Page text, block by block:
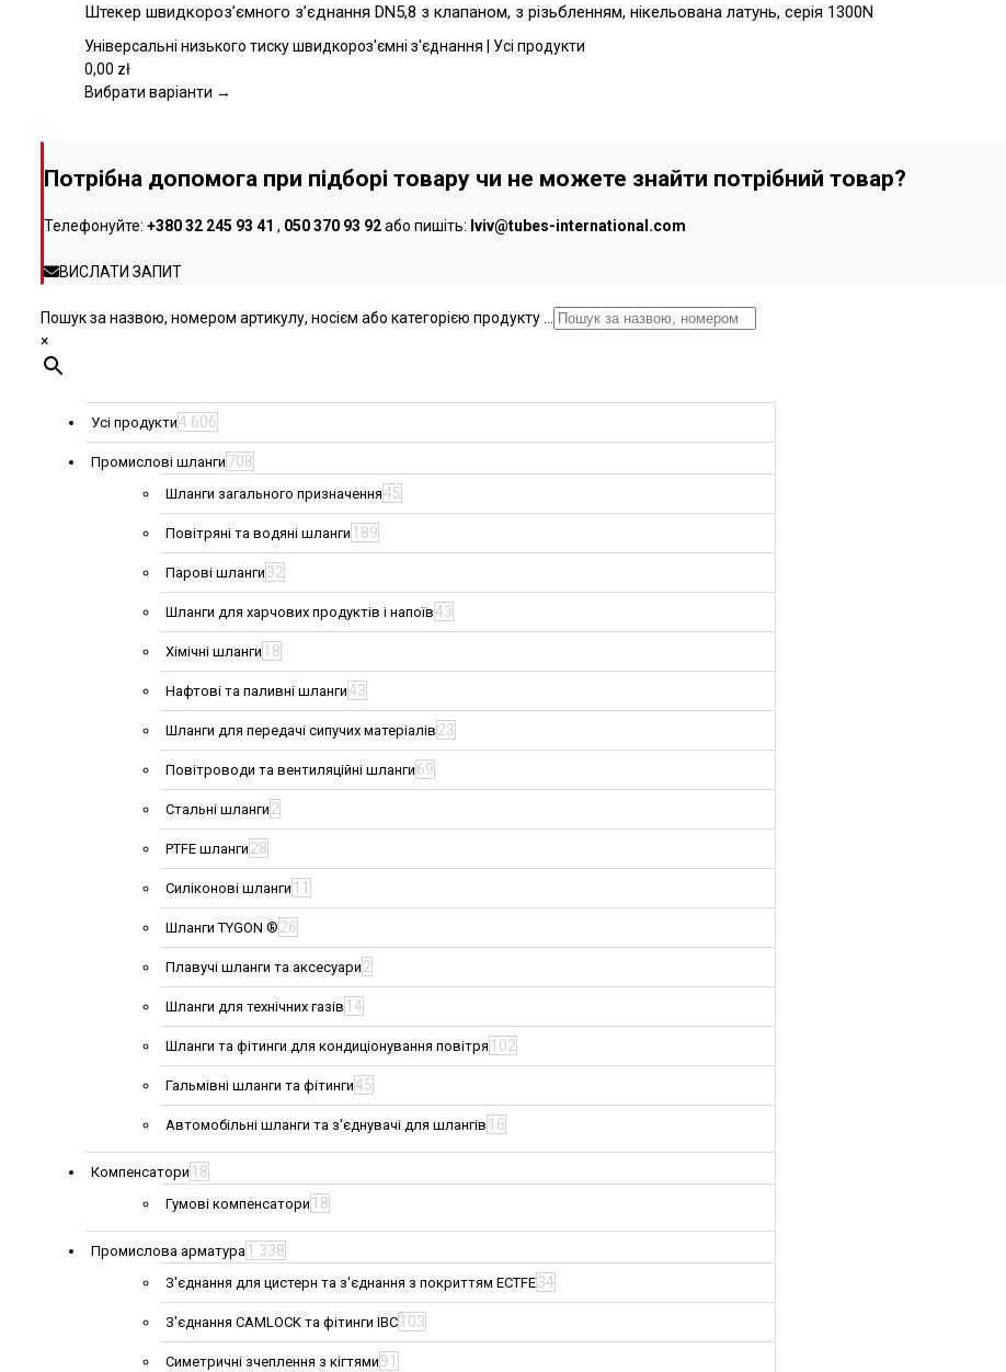
товару
має
кілька
Параметри
сторінці
Штекер швидкороз’ємного з’єднання DN5,8 з клапаном, з різьбленням, нікельована латунь, серія 1300N
Універсальні низького тиску швидкороз'ємні з'єднання | Усі продукти
0,00 zł
Вибрати варіанти →
Потрібна допомога при підборі товару чи не можете знайти потрібний товар?
Телефонуйте: +380 32 245 93 41 , 050 370 93 92або пишіть: lviv@tubes-international.com
ВИСЛАТИ ЗАПИТ
Пошук за назвою, номером артикулу, носієм або категорією продукту ...
×
Усі продукти4 606
Промислові шланги 708
Шланги загального призначення45
Повітряні та водяні шланги 189
Парові шланги 32
Шланги для харчових продуктів і напоїв43
Хімічні шланги 18
Нафтові та паливні шланги43
Шланги для передачі сипучих матеріалів 23
Повітроводи та вентиляційні шланги 69
Стальні шланги 2
PTFE шланги 28
Силіконові шланги 11
Шланги TYGON ® 26
Плавучі шланги та аксесуари 2
Шланги для технічних газів 14
Шланги та фітинги для кондиціонування повітря 102
Гальмівні шланги та фітинги45
Автомобільні шланги та з'єднувачі для шлангів 16
Компенсатори 18
Гумові компенсатори 18
Промислова арматура 1 338
З'єднання для цистерн та з'єднання з покриттям ECTFE34
З'єднання CAMLOCK та фітинги IBC 103
Симетричні зчеплення з кігтями 91